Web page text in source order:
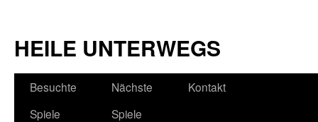
HEILE UNTERWEGS
Besuchte
Spiele
Nächste
Spiele
Kontakt